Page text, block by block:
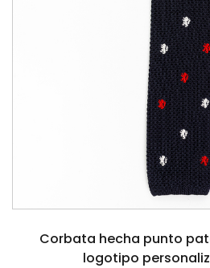
Corbata hecha punto
logotipo